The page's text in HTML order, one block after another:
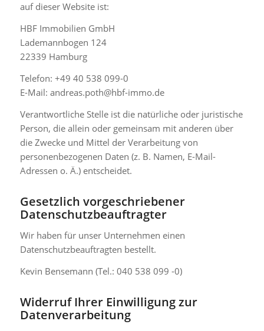
auf dieser Website ist:
HBF Immobilien GmbH
Lademannbogen 124
22339 Hamburg
Telefon: +49 40 538 099-0
E-Mail: andreas.poth@hbf-immo.de
Verantwortliche Stelle ist die natürliche oder juristische
Person, die allein oder gemeinsam mit anderen über
die Zwecke und Mittel der Verarbeitung von
personenbezogenen Daten (z. B. Namen, E-Mail-
Adressen o. Ä.) entscheidet.
Gesetzlich vorgeschriebener
Datenschutzbeauftragter
Wir haben für unser Unternehmen einen
Datenschutzbeauftragten bestellt.
Kevin Bensemann (Tel.: 040 538 099 -0)
Widerruf Ihrer Einwilligung zur
Datenverarbeitung